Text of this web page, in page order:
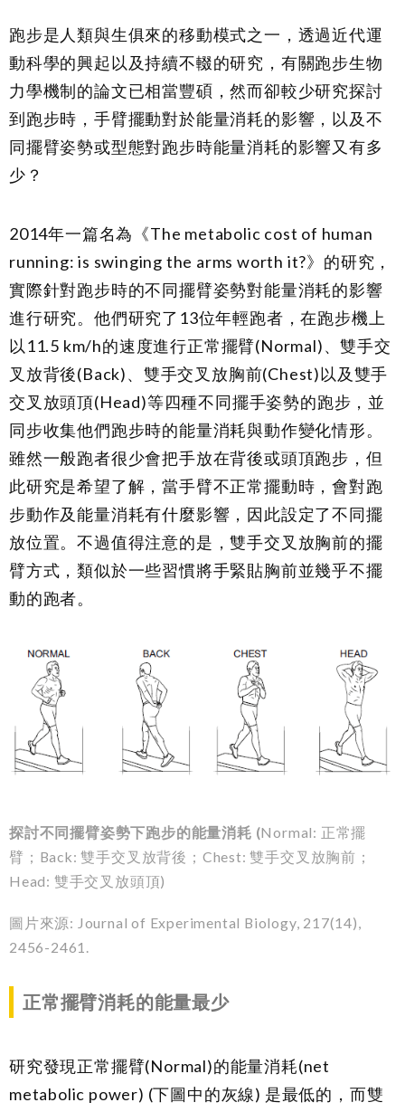
跑步是人類與生俱來的移動模式之一，透過近代運
動科學的興起以及持續不輟的研究，有關跑步生物
力學機制的論文已相當豐碩，然而卻較少研究探討
到跑步時，手臂擺動對於能量消耗的影響，以及不
同擺臂姿勢或型態對跑步時能量消耗的影響又有多
少？
2014年一篇名為《The metabolic cost of human
running: is swinging the arms worth it?》的研究，
實際針對跑步時的不同擺臂姿勢對能量消耗的影響
進行研究。他們研究了 13位年輕跑者，在跑步機上
以 11.5 km/h的速度進行正常擺臂(Normal)、雙手交
叉放背後(Back)、雙手交叉放胸前(Chest)以及雙手
交叉放頭頂(Head)等四種不同擺手姿勢的跑步，並
同步收集他們跑步時的能量消耗與動作變化情形。
雖然一般跑者很少會把手放在背後或頭頂跑步，但
此研究是希望了解，當手臂不正常擺動時，會對跑
步動作及能量消耗有什麼影響，因此設定了不同擺
放位置。不過值得注意的是，雙手交叉放胸前的擺
臂方式，類似於一些習慣將手緊貼胸前並幾乎不擺
動的跑者。
探討不同擺臂姿勢下跑步的能量消耗 (Normal: 正常擺
臂； Back: 雙手交叉放背後； Chest: 雙手交叉放胸前；
Head: 雙手交叉放頭頂)
圖片來源: Journal of Experimental Biology, 217(14),
2456-2461.
正常擺臂消耗的能量最少
研究發現正常擺臂(Normal)的能量消耗(net
metabolic power) (下圖中的灰線) 是最低的，而雙